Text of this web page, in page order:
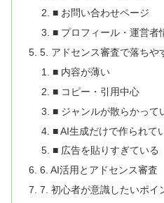
■ お問い合わせページ
■ プロフィール・運営者
5. アドセンス審査で落ちや
■ 内容が薄い
■ コピー・引用中心
■ ジャンルが散らかって
■ AI生成だけで作られて
■ 広告を貼りすぎている
6. AI活用とアドセンス審査
7. 初心者が意識したいポイ